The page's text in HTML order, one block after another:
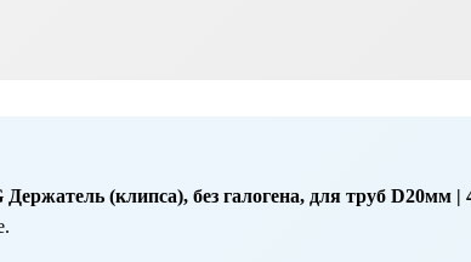
Держатель (клипса), без галогена, для труб D20мм |